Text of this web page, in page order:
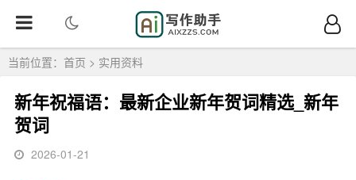
当前位置： 首页 > 实用资料
新年祝福语：最新企业新年贺词精选_新年
贺词
2026-01-21